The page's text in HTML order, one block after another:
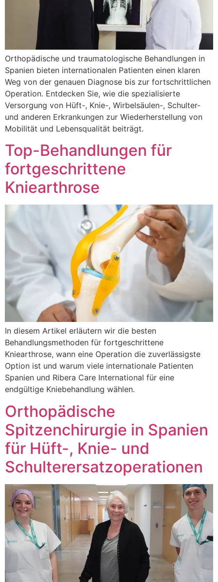
Orthopädische und traumatologische Behandlungen in
Spanien bieten internationalen Patienten einen klaren
Weg von der genauen Diagnose bis zur fortschrittlichen
Operation. Entdecken Sie, wie die spezialisierte
Versorgung von Hüft-, Knie-, Wirbelsäulen-, Schulter-
und anderen Erkrankungen zur Wiederherstellung von
Mobilität und Lebensqualität beiträgt.
Top-Behandlungen für
fortgeschrittene
Kniearthrose
In diesem Artikel erläutern wir die besten
Behandlungsmethoden für fortgeschrittene
Kniearthrose, wann eine Operation die zuverlässigste
Option ist und warum viele internationale Patienten
Spanien und Ribera Care International für eine
endgültige Kniebehandlung wählen.
Orthopädische
Spitzenchirurgie in Spanien
für Hüft-, Knie- und
Schulterersatzoperationen